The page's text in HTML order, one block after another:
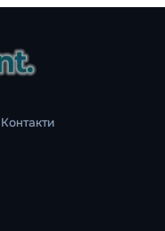
Контакти